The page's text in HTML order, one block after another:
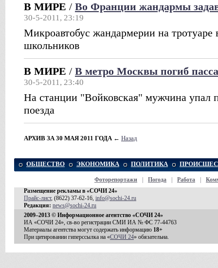
В МИРЕ / Во Франции жандармы
30-5-2011, 23:19
Микроавтобус жандармерии на тротуаре
школьников
В МИРЕ / В метро Москвы погиб
30-5-2011, 23:40
На станции "Войковская" мужчина упал
поезда
АРХИВ ЗА 30 МАЯ 2011 ГОДА ← Назад
ОБЩЕСТВО ЭКОНОМИКА ПОЛИТИКА
Фоторепортажи Погода Работа
Размещение рекламы в «СОЧИ 24»
Прайс-лист, (8622) 37-62-16, info@sochi-24.ru
Редакция: news@sochi-24.ru
2009–2013 © Информационное агентство «СОЧИ 24»
ИА «СОЧИ 24», св-во регистрации СМИ ИА № ФС 77-44763
Материалы агентства могут содержать информацию 18+
При цитировании гиперссылка на «СОЧИ 24» обязательна.